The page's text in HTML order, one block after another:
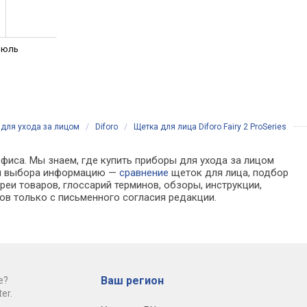
ухода за лицом / Diforo / Щетка для лица Diforo Fairy 2 ProSeries
Мы знаем, где купить приборы для ухода за лицом
выбора информацию —сравнение щеток для лица, подбор
товаров, глоссарий терминов, обзоры, инструкции,
только с письменного согласия редакции.
Ваш регион